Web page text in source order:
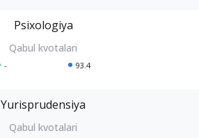
Psixologiya
- 93.4
Yurisprudensiya